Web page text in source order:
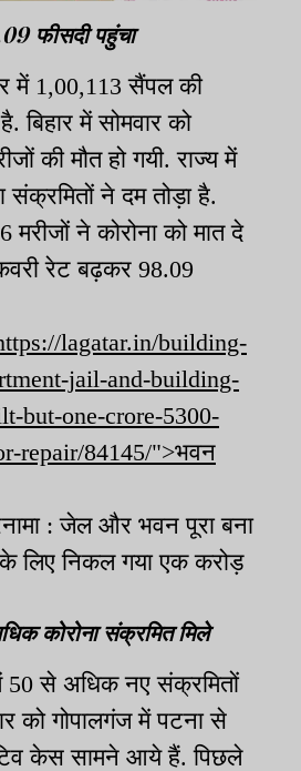
फीसदी पहुंचा
में 1,00,113 सैंपल की
बिहार में सोमवार को
की मौत हो गयी. राज्य में
ने दम तोड़ा है.
ने कोरोना को मात दे
रेट बढ़कर 98.09
lagatar.in/building-
jail-and-building-
but-one-crore-5300-
repair/84145/">भवन
: जेल और भवन पूरा बना
के लिए निकल गया एक करोड़
कोरोना संक्रमित मिले
50 से अधिक नए संक्रमितों
को गोपालगंज में पटना से
केस सामने आये हैं. पिछले